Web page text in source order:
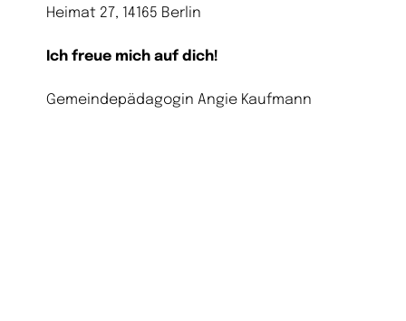
Heimat 27, 14165 Berlin
Ich freue mich auf dich!
Gemeindepädagogin Angie Kaufmann